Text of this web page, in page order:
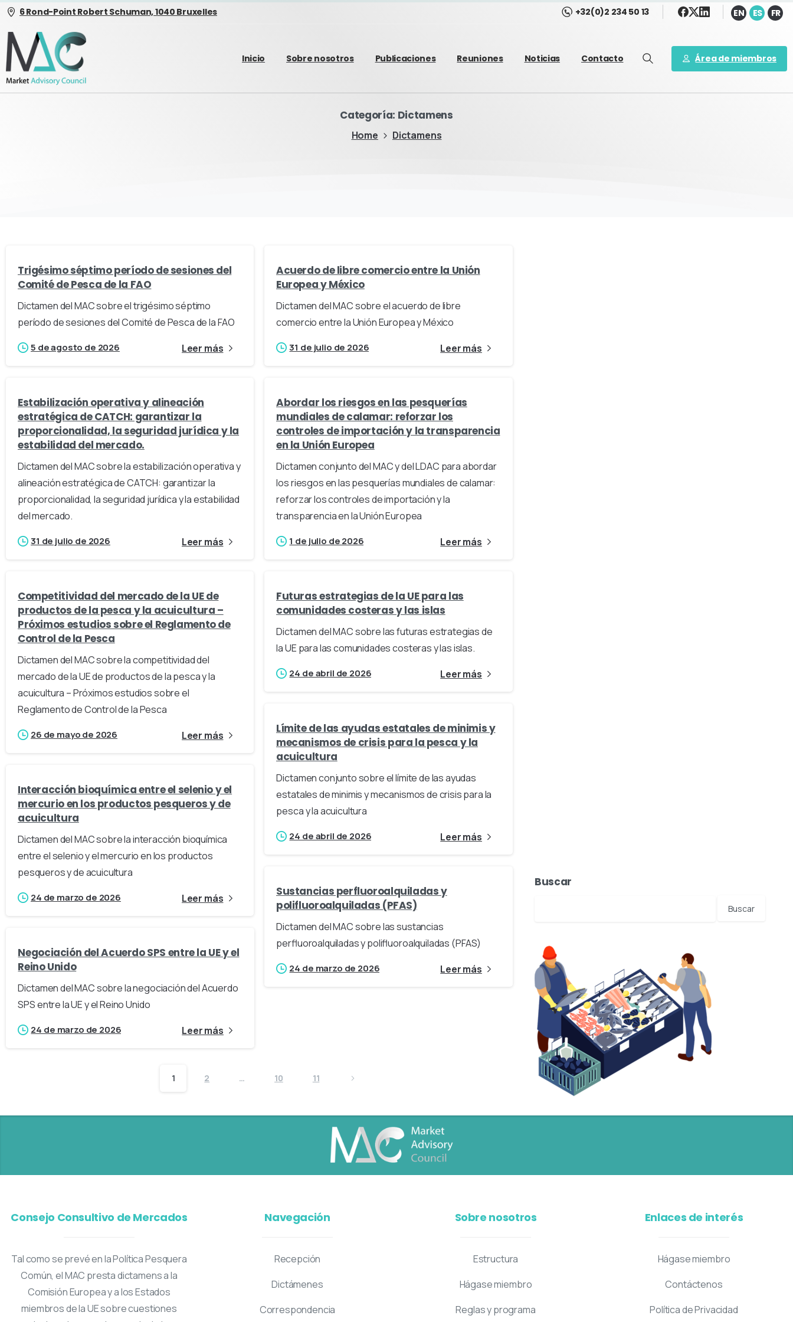
6 Rond-Point Robert Schuman, 1040 Bruxelles +32(0)2 234 50 13 EN ES FR
Inicio Sobre nosotros Publicaciones Reuniones Noticias Contacto Área de miembros
Categoría: Dictamens
Home Dictamens
Trigésimo séptimo período de sesiones del
Comité de Pesca de la FAO
Dictamen del MAC sobre el trigésimo séptimo
período de sesiones del Comité de Pesca de la FAO
5 de agosto de 2026 Leer más
Acuerdo de libre comercio entre la Unión
Europea y México
Dictamen del MAC sobre el acuerdo de libre
comercio entre la Unión Europea y México
31 de julio de 2026 Leer más
Estabilización operativa y alineación
estratégica de CATCH: garantizar la
proporcionalidad, la seguridad jurídica y la
estabilidad del mercado.
Dictamen del MAC sobre la estabilización operativa y
alineación estratégica de CATCH: garantizar la
proporcionalidad, la seguridad jurídica y la estabilidad
del mercado.
31 de julio de 2026 Leer más
Abordar los riesgos en las pesquerías
mundiales de calamar: reforzar los
controles de importación y la transparencia
en la Unión Europea
Dictamen conjunto del MAC y del LDAC para abordar
los riesgos en las pesquerías mundiales de calamar:
reforzar los controles de importación y la
transparencia en la Unión Europea
1 de julio de 2026 Leer más
Competitividad del mercado de la UE de
productos de la pesca y la acuicultura –
Próximos estudios sobre el Reglamento de
Control de la Pesca
Dictamen del MAC sobre la competitividad del
mercado de la UE de productos de la pesca y la
acuicultura – Próximos estudios sobre el
Reglamento de Control de la Pesca
26 de mayo de 2026 Leer más
Futuras estrategias de la UE para las
comunidades costeras y las islas
Dictamen del MAC sobre las futuras estrategias de
la UE para las comunidades costeras y las islas.
24 de abril de 2026 Leer más
Límite de las ayudas estatales de minimis y
mecanismos de crisis para la pesca y la
acuicultura
Dictamen conjunto sobre el límite de las ayudas
estatales de minimis y mecanismos de crisis para la
pesca y la acuicultura
24 de abril de 2026 Leer más
Interacción bioquímica entre el selenio y el
mercurio en los productos pesqueros y de
acuicultura
Dictamen del MAC sobre la interacción bioquímica
entre el selenio y el mercurio en los productos
pesqueros y de acuicultura
24 de marzo de 2026 Leer más
Sustancias perfluoroalquiladas y
polifluoroalquiladas (PFAS)
Dictamen del MAC sobre las sustancias
perfluoroalquiladas y polifluoroalquiladas (PFAS)
24 de marzo de 2026 Leer más
Negociación del Acuerdo SPS entre la UE y el
Reino Unido
Dictamen del MAC sobre la negociación del Acuerdo
SPS entre la UE y el Reino Unido
24 de marzo de 2026 Leer más
1 2 … 10 11
Buscar
Consejo Consultivo de Mercados
Tal como se prevé en la Política Pesquera
Común, el MAC presta dictamens a la
Comisión Europea y a los Estados
miembros de la UE sobre cuestiones
Navegación
Recepción
Dictámenes
Correspondencia
Sobre nosotros
Estructura
Hágase miembro
Reglas y programa
Enlaces de interés
Hágase miembro
Contáctenos
Política de Privacidad